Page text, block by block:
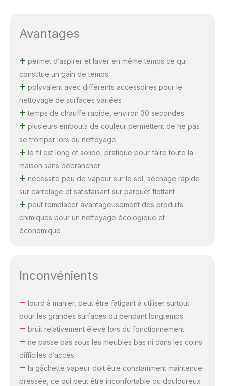
Avantages
permet d’aspirer et laver en même temps ce qui
constitue un gain de temps
polyvalent avec différents accessoires pour le
nettoyage de surfaces variées
temps de chauffe rapide, environ 30 secondes
plusieurs embouts de couleur permettent de ne pas
se tromper lors du nettoyage
le fil est long et solide, pratique pour faire toute la
maison sans débrancher
nécessite peu de vapeur sur le sol, séchage rapide
sur carrelage et satisfaisant sur parquet flottant
peut remplacer avantageusement des produits
chimiques pour un nettoyage écologique et
économique
Inconvénients
lourd à manier, peut être fatigant à utiliser surtout
pour les grandes surfaces ou pendant longtemps
bruit relativement élevé lors du fonctionnement
ne passe pas sous les meubles bas ni dans les coins
difficiles d’accès
la gâchette vapeur doit être constamment maintenue
pressée, ce qui peut être inconfortable ou douloureux